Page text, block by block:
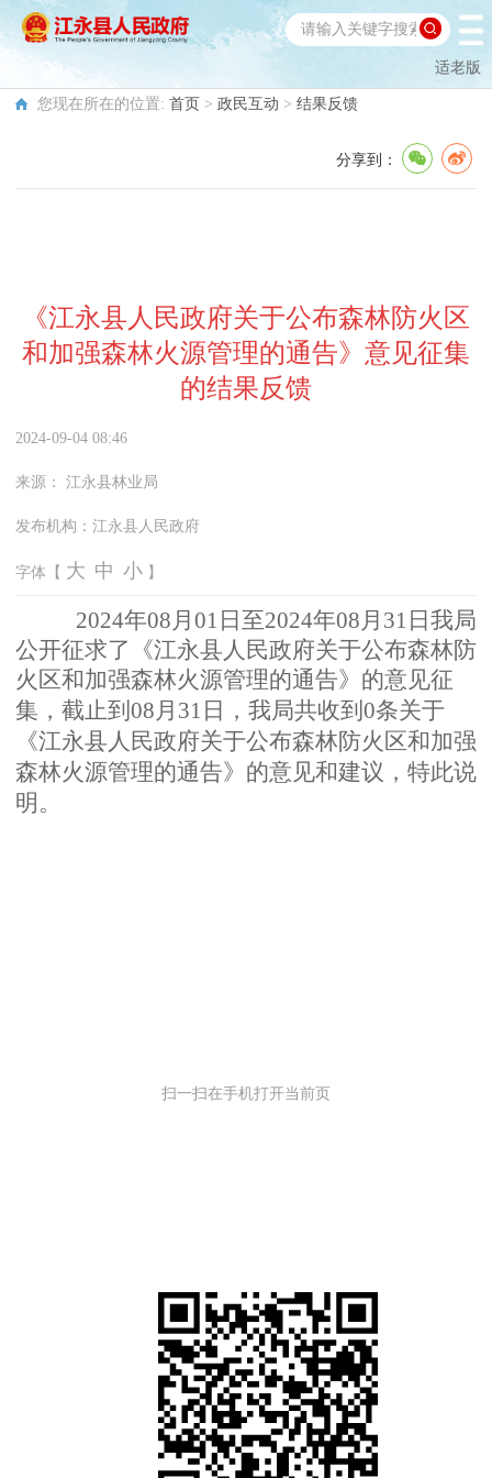
适老版
您现在所在的位置: 首页 > 政民互动 > 结果反馈
分享到：
《江永县人民政府关于公布森林防火区
和加强森林火源管理的通告》意见征集
的结果反馈
2024-09-04 08:46
来源： 江永县林业局
发布机构： 江永县人民政府
字体【 大 中 小 】
2024年08月01 日 至2024年08月31 日 我局
公开征求了《江永县人民政府关于公布森林防
火区和加强森林火源管理的通告》 的意 见征
集 ，截止到08月31日，我局共收到0条关于
《江永县人民政府关于公布森林防火区和加强
森林火源管理的通告》 的意见和建议，特此说
明。
扫一扫在手机打开当前页